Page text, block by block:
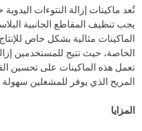
تُعد ماكينات إزالة النتوءات
يجب تنظيف المقاطع الجانبية
الماكينات مثالية بشكل خاص
الخاصة، حيث تتيح للمستخدمين
تعمل هذه الماكينات على تحسين
المريح الذي يوفر للمشغلين سهولة
المزايا